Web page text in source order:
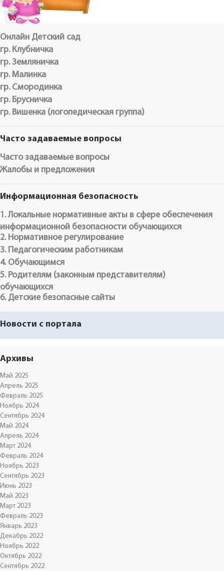
Онлайн Детский сад
гр. Клубничка
гр. Земляничка
гр. Малинка
гр. Смородинка
гр. Брусничка
гр. Вишенка (логопедическая группа)
Часто задаваемые вопросы
Часто задаваемые вопросы
Жалобы и предложения
Информационная безопасность
1. Локальные нормативные акты в сфере обеспечения
информационной безопасности обучающихся
2. Нормативное регулирование
3. Педагогическим работникам
4. Обучающимся
5. Родителям (законным представителям)
обучающихся
6. Детские безопасные сайты
Новости с портала
Архивы
Май 2025
Апрель 2025
Февраль 2025
Ноябрь 2024
Сентябрь 2024
Май 2024
Апрель 2024
Март 2024
Февраль 2024
Ноябрь 2023
Сентябрь 2023
Июнь 2023
Май 2023
Март 2023
Февраль 2023
Январь 2023
Декабрь 2022
Ноябрь 2022
Октябрь 2022
Сентябрь 2022